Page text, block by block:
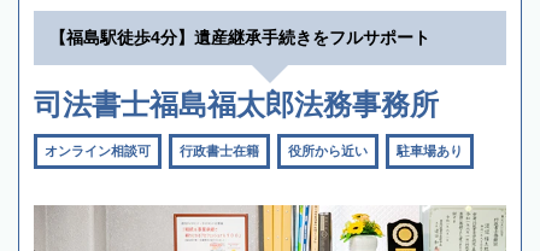
【福島駅徒歩4分】遺産継承手続きをフルサポート
司法書士福島福太郎法務事務所
オンライン相談可 行政書士在籍 役所から近い 駐車場あり